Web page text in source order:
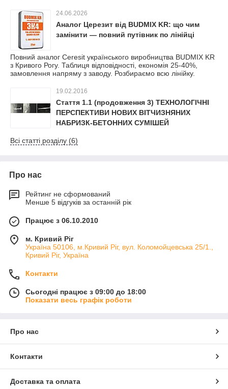
24.06.2026
Аналог Церезит від BUDMIX KR: що чим
замінити — повний путівник по лінійці
Повний аналог Ceresit українського виробництва BUDMIX KR
з Кривого Рогу. Таблиця відповідності, економія 25-40%,
замовлення напряму з заводу. Розбираємо всю лінійку.
19.02.2016
Стаття 1.1 (продовження 3) ТЕХНОЛОГІЧНІ
ПЕРСПЕКТИВИ НОВИХ ВІТЧИЗНЯНИХ
НАБРИЗК-БЕТОННИХ СУМІШЕЙ
Всі статті розділу (6)
Про нас
Рейтинг не сформований
Менше 5 відгуків за останній рік
Працює з 06.10.2010
м. Кривий Ріг
Україна 50106, м.Кривий Ріг, вул. Коломойцевська 25/1.,
Кривий Ріг, Україна
Контакти
Сьогодні працює з 09:00 до 18:00
Показати весь графік роботи
Про нас
Контакти
Доставка та оплата